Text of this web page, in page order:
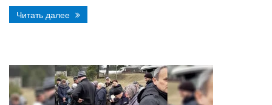
Читать далее